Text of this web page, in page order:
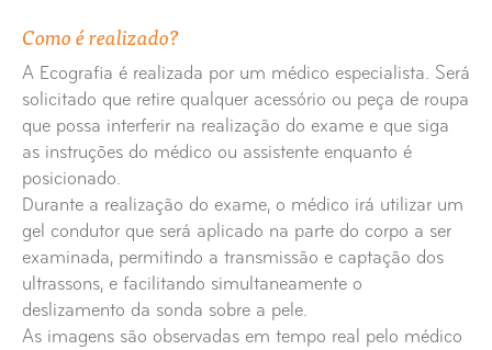
Ecografia Peniana
Ecografia Prostática Suprapúbica
Ecografia Prostática Transrectal
Ecografia Renal e Supra-renal
Ecografia Pescoço
Como é realizado?
A Ecografia é realizada por um médico especialista. Será
solicitado que retire qualquer acessório ou peça de roupa
que possa interferir na realização do exame e que siga
as instruções do médico ou assistente enquanto é
posicionado.
Durante a realização do exame, o médico irá utilizar um
gel condutor que será aplicado na parte do corpo a ser
examinada, permitindo a transmissão e captação dos
ultrassons, e facilitando simultaneamente o
deslizamento da sonda sobre a pele.
As imagens são observadas em tempo real pelo médico